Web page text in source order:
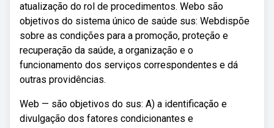
atualização do rol de procedimentos. Webo são
objetivos do sistema único de saúde sus: Webdispõe
sobre as condições para a promoção, proteção e
recuperação da saúde, a organização e o
funcionamento dos serviços correspondentes e dá
outras providências.
Web — são objetivos do sus: A) a identificação e
divulgação dos fatores condicionantes e